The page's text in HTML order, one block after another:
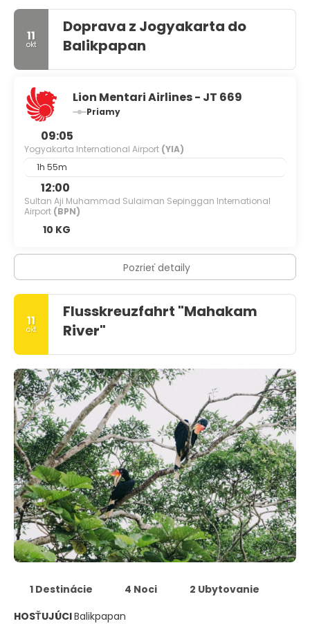
11
okt
Doprava z Jogyakarta do
Balikpapan
Lion Mentari Airlines - JT 669
Priamy
09:05
Yogyakarta International Airport (YIA)
1h 55m
12:00
Sultan Aji Muhammad Sulaiman Sepinggan International
Airport (BPN)
10 KG
Pozrieť detaily
11
okt
Flusskreuzfahrt "Mahakam
River"
1 Destinácie 4 Noci
2 Ubytovanie
HOSŤUJÚCIBalikpapan